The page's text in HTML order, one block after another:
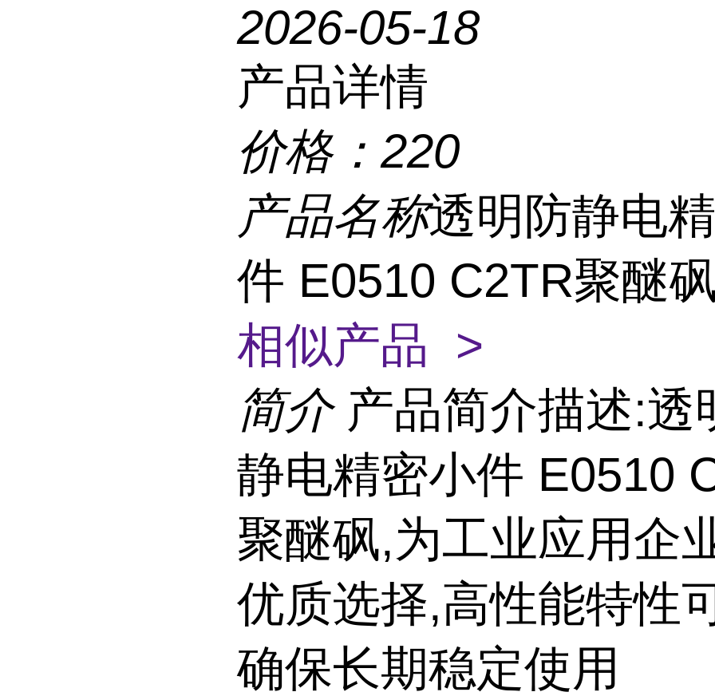
2026-05-18
产品详情
价格： 220
产品名称透明防静电
件 E0510 C2TR聚醚
相似产品 >
简介 产品简介描述:透
静电精密小件 E0510
聚醚砜,为工业应用企
优质选择,高性能特性
确保长期稳定使用